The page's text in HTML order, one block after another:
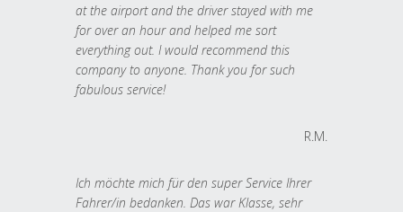
at the airport and the driver stayed with me
for over an hour and helped me sort
everything out. I would recommend this
company to anyone. Thank you for such
fabulous service!
R.M.
Ich möchte mich für den super Service Ihrer
Fahrer/in bedanken. Das war Klasse, sehr